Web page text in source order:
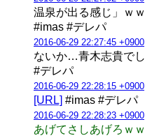
温泉が出る感じ」ｗ
#imas #デレパ
2016-06-29 22:27:45 +0900
ないか…青木志貴で
#デレパ
2016-06-29 22:28:15 +0900
[URL] #imas #デレパ
2016-06-29 22:28:23 +0900
あげてさしあげろｗｗ